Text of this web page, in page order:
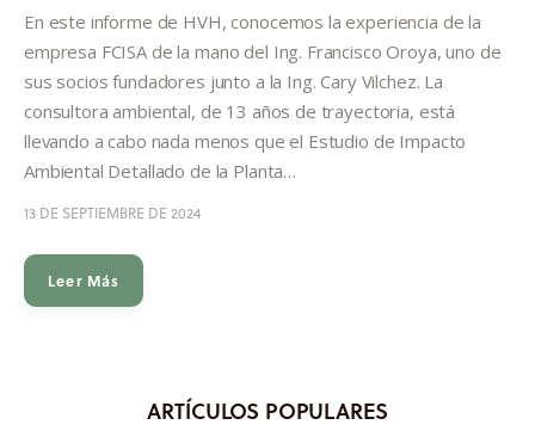
Quiénes somos
En este informe de HVH, conocemos la experiencia de la
empresa FCISA de la mano del Ing. Francisco Oroya, uno de
sus socios fundadores junto a la Ing. Cary Vilchez. La
consultora ambiental, de 13 años de trayectoria, está
llevando a cabo nada menos que el Estudio de Impacto
Ambiental Detallado de la Planta…
13 DE SEPTIEMBRE DE 2024
Leer Más
ARTÍCULOS POPULARES